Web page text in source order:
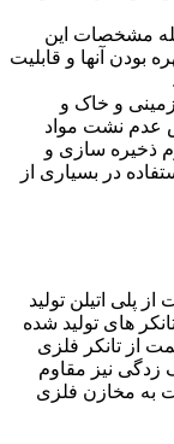
مشخصات این
بودن آنها و قابلیت
و خاک و
عدم نشت مواد
ذخیره سازی و
در بسیاری از
پلی اتیلن تولید
های تولید شده
از تانکر فلزی
زدگی نیز مقاوم
به مخازن فلزی